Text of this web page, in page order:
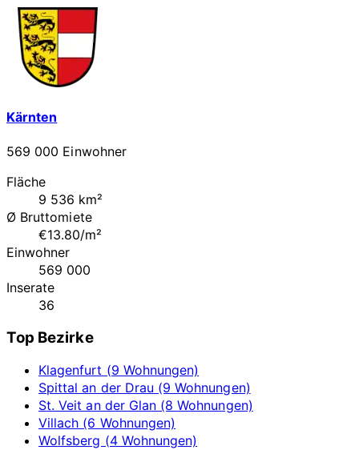
Kärnten
569 000 Einwohner
Fläche
9 536 km²
Ø Bruttomiete
€13.80/m²
Einwohner
569 000
Inserate
36
Top Bezirke
Klagenfurt (9 Wohnungen)
Spittal an der Drau (9 Wohnungen)
St. Veit an der Glan (8 Wohnungen)
Villach (6 Wohnungen)
Wolfsberg (4 Wohnungen)